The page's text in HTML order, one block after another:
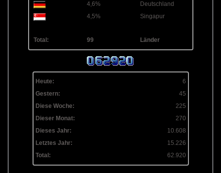
4,6%
Deutschland
4,5%
Singapur
Total: 99 Länder
Heute:
6
Gestern:
45
Diese Woche:
225
Dieser Monat:
270
Dieses Jahr:
10.608
Letztes Jahr:
15.226
Total:
62.920